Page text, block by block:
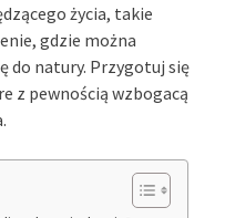
życia, takie
gdzie można
do natury. Przygotuj się
z pewnością wzbogacą